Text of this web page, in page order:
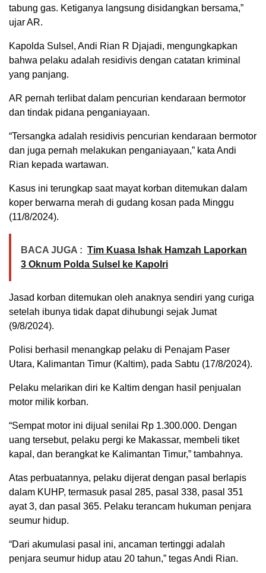
tabung gas. Ketiganya langsung disidangkan bersama,”
ujar AR.
Kapolda Sulsel, Andi Rian R Djajadi, mengungkapkan
bahwa pelaku adalah residivis dengan catatan kriminal
yang panjang.
AR pernah terlibat dalam pencurian kendaraan bermotor
dan tindak pidana penganiayaan.
“Tersangka adalah residivis pencurian kendaraan bermotor
dan juga pernah melakukan penganiayaan,” kata Andi
Rian kepada wartawan.
Kasus ini terungkap saat mayat korban ditemukan dalam
koper berwarna merah di gudang kosan pada Minggu
(11/8/2024).
BACA JUGA : Tim Kuasa Ishak Hamzah Laporkan
3 Oknum Polda Sulsel ke Kapolri
Jasad korban ditemukan oleh anaknya sendiri yang curiga
setelah ibunya tidak dapat dihubungi sejak Jumat
(9/8/2024).
Polisi berhasil menangkap pelaku di Penajam Paser
Utara, Kalimantan Timur (Kaltim), pada Sabtu (17/8/2024).
Pelaku melarikan diri ke Kaltim dengan hasil penjualan
motor milik korban.
“Sempat motor ini dijual senilai Rp 1.300.000. Dengan
uang tersebut, pelaku pergi ke Makassar, membeli tiket
kapal, dan berangkat ke Kalimantan Timur,” tambahnya.
Atas perbuatannya, pelaku dijerat dengan pasal berlapis
dalam KUHP, termasuk pasal 285, pasal 338, pasal 351
ayat 3, dan pasal 365. Pelaku terancam hukuman penjara
seumur hidup.
“Dari akumulasi pasal ini, ancaman tertinggi adalah
penjara seumur hidup atau 20 tahun,” tegas Andi Rian.